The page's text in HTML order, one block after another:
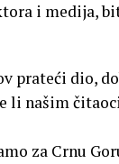
i medija,
prateći dio,
li našim
za Crnu